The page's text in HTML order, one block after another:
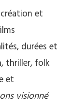
et
durées et
thriller, folk
et
visionné